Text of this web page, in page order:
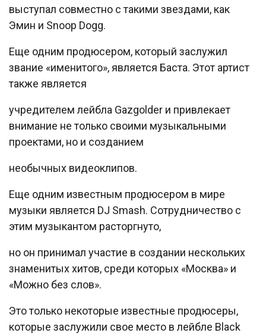
выступал совместно с такими звездами, как
Эмин и Snoop Dogg.
Еще одним продюсером, который заслужил
звание «именитого», является Баста. Этот артист
также является
учредителем лейбла Gazgolder и привлекает
внимание не только своими музыкальными
проектами, но и созданием
необычных видеоклипов.
Еще одним известным продюсером в мире
музыки является DJ Smash. Сотрудничество с
этим музыкантом расторгнуто,
но он принимал участие в создании нескольких
знаменитых хитов, среди которых «Москва» и
«Можно без слов».
Это только некоторые известные продюсеры,
которые заслужили свое место в лейбле Black